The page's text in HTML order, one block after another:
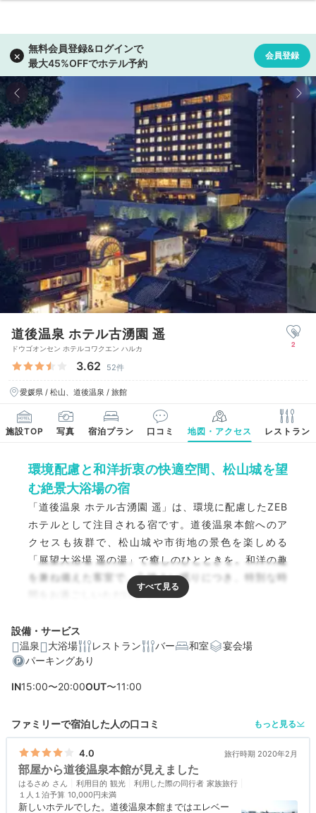
道後温泉 ホテル古湧園 遥
ドウゴオンセン ホテルコワクエン ハルカ
3.62 52件
愛媛県 / 松山、道後温泉 / 旅館
2
施設TOP 写真 宿泊プラン 口コミ 地図・アクセス レストラン
環境配慮と和洋折衷の快適空間、松山城を望
む絶景大浴場の宿
「道後温泉 ホテル古湧園 遥」は、環境に配慮したZEB
ホテルとして注目される宿です。道後温泉本館へのア
クセスも抜群で、松山城や市街地の景色を楽しめる
「展望大浴場 遥の湯」で癒しのひとときを。和洋の趣
を兼ね備えた客室で、心地よい眠りにつき、特別な時
間をお過ごしいただけます。
設備・サービス
温泉
大浴場 レストラン バー 和室
宴会場
パーキングあり
IN15:00〜20:00OUT〜11:00
ファミリーで宿泊した人の口コミ もっと見る
4.0 旅行時期 2020年2月
部屋から道後温泉本館が見えました
はるさめ 利用目的 観光 利用した際の同行者 家族旅行
１人１泊予算 10,000円未満
新しいホテルでした。道後温泉本館まではエレベー